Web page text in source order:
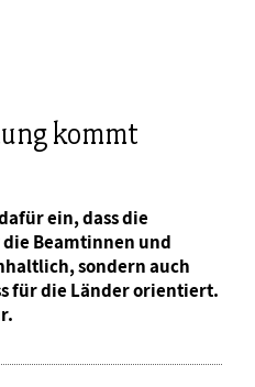
kommt
ein, dass die
Beamtinnen und
sondern auch
für die Länder orientiert.